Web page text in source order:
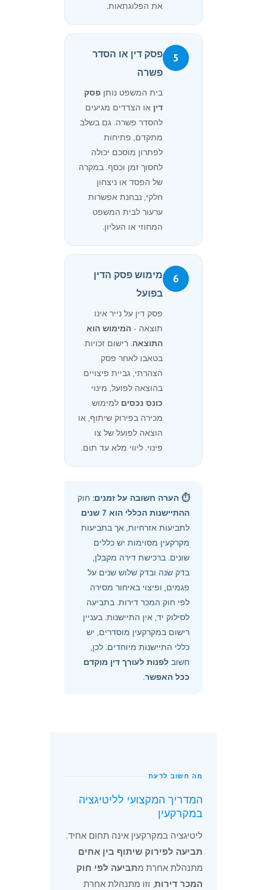
את הפלוגתאות.
5
פסק דין או הסדר
פשרה
בית המשפט נותן פסק
דין או הצדדים מגיעים
להסדר פשרה. גם בשלב
מתקדם, פתיחות
לפתרון מוסכם יכולה
לחסוך זמן וכסף. במקרה
של הפסד או ניצחון
חלקי, נבחנת אפשרות
ערעור לבית המשפט
המחוזי או העליון.
6
מימוש פסק הדין
בפועל
פסק דין על נייר אינו
תוצאה - המימוש הוא
התוצאה. רישום זכויות
בטאבו לאחר פסק
הצהרתי, גביית פיצויים
בהוצאה לפועל, מינוי
כונס נכסים למימוש
מכירה בפירוק שיתוף, או
הוצאה לפועל של צו
פינוי. ליווי מלא עד תום.
⏱️ הערה חשובה על זמנים: חוק
ההתיישנות הכללי הוא 7 שנים
לתביעות אזרחיות, אך בתביעות
מקרקעין מסוימות יש כללים
שונים. ברכישת דירה מקבלן,
בדק שנה ובדק שלוש שנים על
פגמים, ופיצוי באיחור מסירה
לפי חוק המכר דירות. בתביעה
לסילוק יד, אין התיישנות. בעניין
רישום במקרקעין מוסדרים, יש
כללי התיישנות מיוחדים. לכן,
חשוב לפנות לעורך דין מוקדם
ככל האפשר.
מה חשוב לדעת
המדריך המקצועי לליטיגציה
במקרקעין
ליטיגציה במקרקעין אינה תחום אחיד.
תביעה לפירוק שיתוף בין אחים
מתנהלת אחרת מתביעה לפי חוק
המכר דירות, וזו מתנהלת אחרת